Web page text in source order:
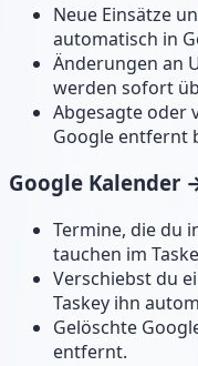
Neue Einsätze
automatisch in
Änderungen an
werden sofort
Abgesagte oder
Google entfernt
Google Kalender
Termine, die du
tauchen im
Verschiebst du
Taskey ihn
Gelöschte
entfernt.